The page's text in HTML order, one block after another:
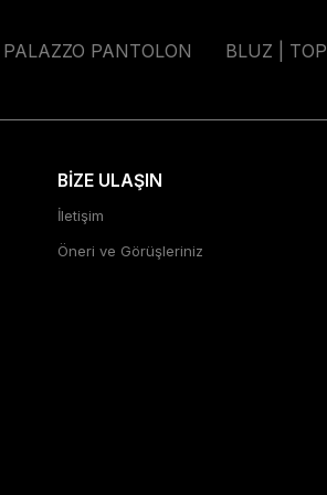
PALAZZO PANTOLON BLUZ | TOP
BİZE ULAŞIN
İletişim
Öneri ve Görüşleriniz